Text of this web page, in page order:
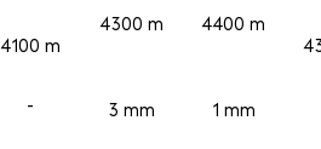
4100 m
-
4300 m
3 mm
4400 m
1 mm